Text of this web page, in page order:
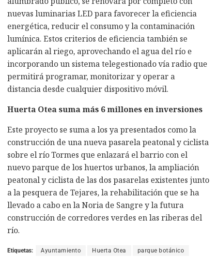
nuevas luminarias LED para favorecer la eficiencia
energética, reducir el consumo y la contaminación
lumínica. Estos criterios de eficiencia también se
aplicarán al riego, aprovechando el agua del río e
incorporando un sistema telegestionado vía radio que
permitirá programar, monitorizar y operar a
distancia desde cualquier dispositivo móvil.
Huerta Otea suma más 6 millones en inversiones
Este proyecto se suma a los ya presentados como la
construcción de una nueva pasarela peatonal y ciclista
sobre el río Tormes que enlazará el barrio con el
nuevo parque de los huertos urbanos, la ampliación
peatonal y ciclista de las dos pasarelas existentes junto
a la pesquera de Tejares, la rehabilitación que se ha
llevado a cabo en la Noria de Sangre y la futura
construcción de corredores verdes en las riberas del
río.
Etiquetas: Ayuntamiento Huerta Otea parque botánico